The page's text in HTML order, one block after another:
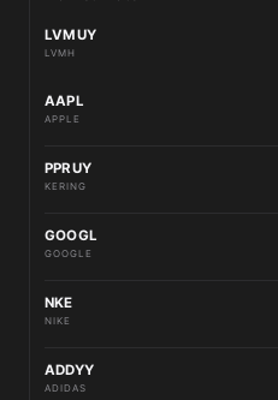
LVMUY
LVMH
AAPL
APPLE
PPRUY
KERING
GOOGL
GOOGLE
NKE
NIKE
ADDYY
ADIDAS